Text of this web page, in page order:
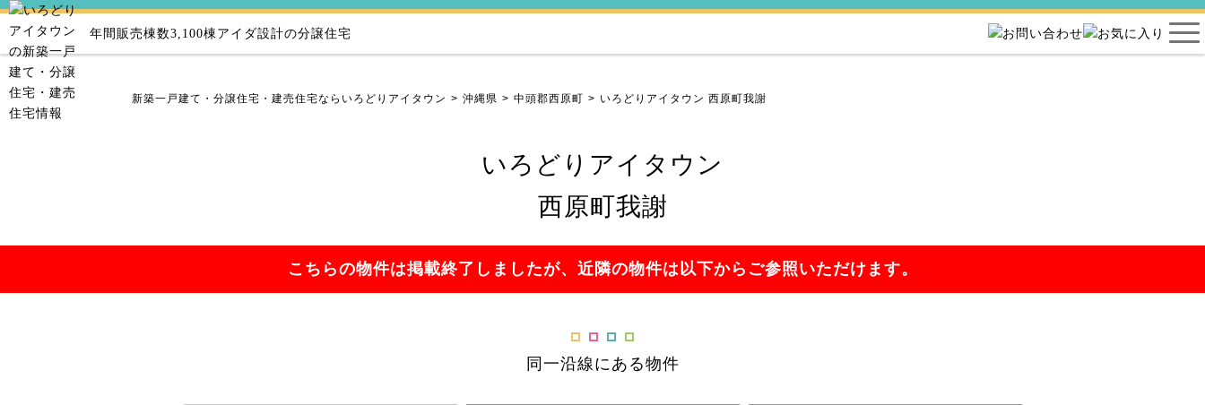
年間販売棟数3,100棟アイダ設計の分譲住宅
新築一戸建て・分譲住宅・建売住宅ならいろどりアイタウン 沖縄県 中頭郡西原町 いろどりアイタウン 西原町我謝
いろどりアイタウン
西原町我謝
こちらの物件は掲載終了しましたが、近隣の物件は以下からご参照いただけます。
同一沿線にある物件